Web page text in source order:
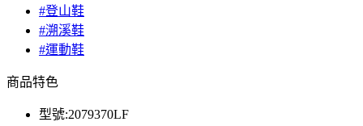
#登山鞋
#溯溪鞋
#運動鞋
商品特色
型號:2079370LF